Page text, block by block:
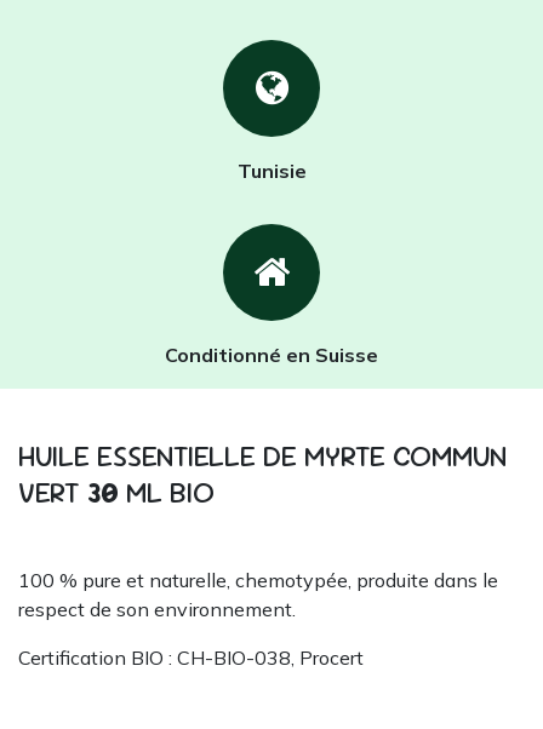
Tunisie
Conditionné en Suisse
HUILE ESSENTIELLE DE MYRTE COMMUN
VERT 30 ML BIO
100 % pure et naturelle, chemotypée, produite dans le
respect de son environnement.
Certification BIO : CH-BIO-038, Procert